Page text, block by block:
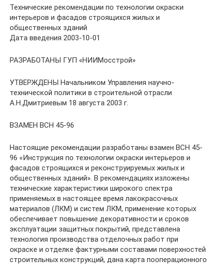
Технические рекомендации по технологии окраски
интерьеров и фасадов строящихся жилых и
общественных зданий
Дата введения 2003-10-01
РАЗРАБОТАНЫ ГУП «НИИМосстрой»
УТВЕРЖДЕНЫ Начальником Управления научно-
технической политики в строительной отрасли
А.Н.Дмитриевым 18 августа 2003 г.
ВЗАМЕН ВСН 45-96
Настоящие рекомендации разработаны взамен ВСН 45-
96 «Инструкция по технологии окраски интерьеров и
фасадов строящихся и реконструируемых жилых и
общественных зданий». В рекомендациях изложены
технические характеристики широкого спектра
применяемых в настоящее время лакокрасочных
материалов (ЛКМ) и систем ЛКМ, применение которых
обеспечивает повышение декоративности и сроков
эксплуатации защитных покрытий, представлена
технология производства отделочных работ при
окраске и отделке фактурными составами поверхностей
строительных конструкций, дана карта пооперационного